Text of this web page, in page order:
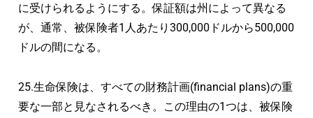
に受けられるようにする。保証額は州によって異なる
が、通常、被保険者1人あたり300,000ドルから500,000
ドルの間になる。
25.生命保険は、すべての財務計画(financial plans)の重
要な一部と見なされるべき。この理由の1つは、被保険